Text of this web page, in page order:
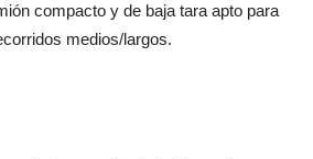
compacto y de baja tara apto para
medios/largos.